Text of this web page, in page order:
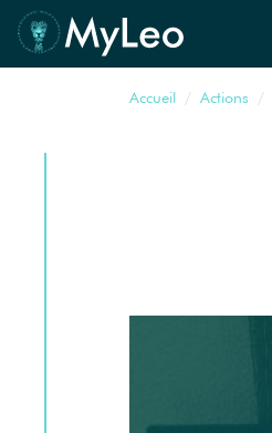
Accueil Actions